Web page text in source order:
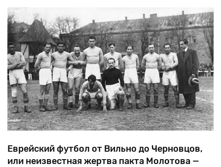
Еврейский футбол от Вильно до Черновцов,
или неизвестная жертва пакта Молотова —